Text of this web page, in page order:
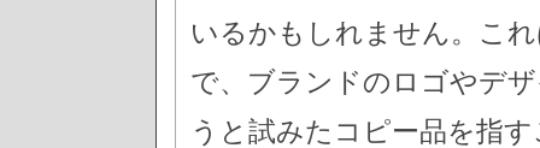
いるかもしれません。こ
で、ブランドのロゴやデ
うと試みたコピー品を指